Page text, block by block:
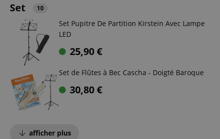
Set 10
Set Pupitre De Partition Kirstein Avec Lampe
LED
25,90€
Set de Flûtes à Bec Cascha - Doigté Baroque
30,80€
afficher plus